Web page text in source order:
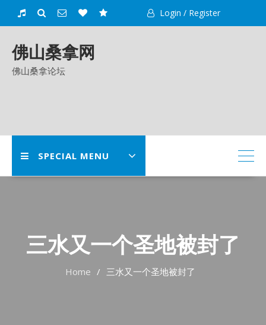
Login / Register
佛山桑拿网
佛山桑拿论坛
SPECIAL MENU
三水又一个圣地被封了
Home 三水又一个圣地被封了